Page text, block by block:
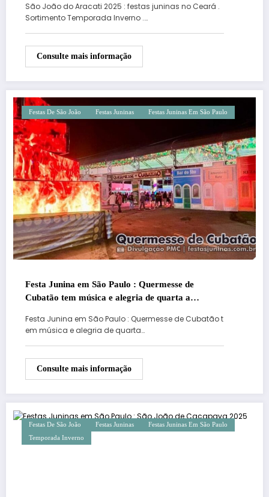
São João do Aracati 2025 : festas juninas no Ceará .
Sortimento Temporada Inverno .…
Consulte mais informação
Festas De São João Festas Juninas Festas Juninas Em São Paulo
Festa Junina em São Paulo : Quermesse de
Cubatão tem música e alegria de quarta a
Festa Junina em São Paulo : Quermesse de Cubatão t
em música e alegria de quarta…
Consulte mais informação
Festas De São João Festas Juninas
Festas Juninas Em São Paulo
Temporada Inverno